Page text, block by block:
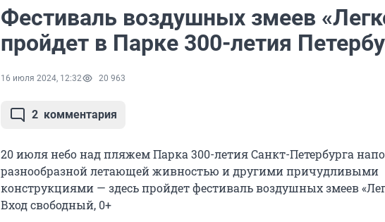
Фестиваль воздушных змеев
пройдет в Парке 300-летия
16 июля 2024, 12:32 20 963
2 комментария
20 июля небо над пляжем Парка 300-летия Санкт-Петербурга
разнообразной летающей живностью и другими причудливыми
конструкциями — здесь пройдет фестиваль воздушных змеев
Вход свободный, 0+